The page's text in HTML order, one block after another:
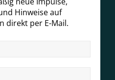
Hinweise auf
direkt per E-Mail.